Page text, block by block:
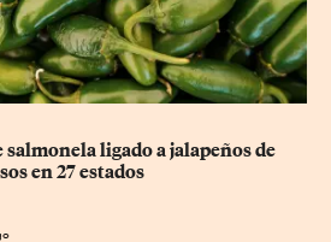
ligado a jalapeños de
en 27 estados